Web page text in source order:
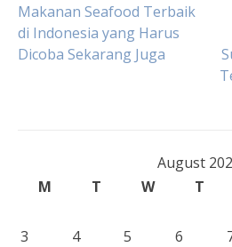
Post
navigation
Makanan Seafood Terbaik
di Indonesia yang Harus
Dicoba Sekarang Juga
August
M
T W T
3
4 5 6